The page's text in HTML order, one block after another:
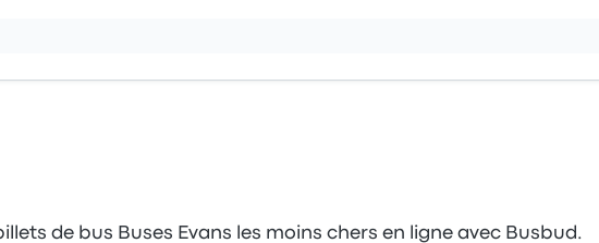
de bus Buses Evans les moins chers en ligne avec Busbud.